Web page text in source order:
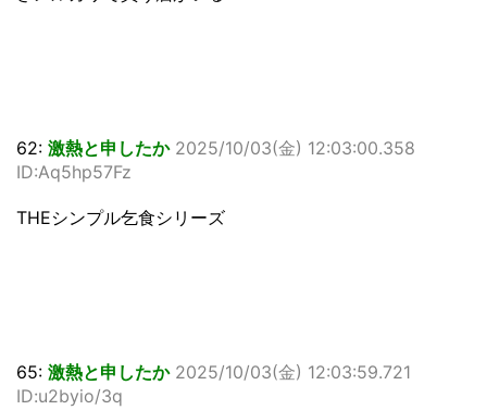
62: 激熱と申したか 2025/10/03(金) 12:03:00.358
ID:Aq5hp57Fz
THEシンプル乞食シリーズ
65: 激熱と申したか 2025/10/03(金) 12:03:59.721
ID:u2byio/3q